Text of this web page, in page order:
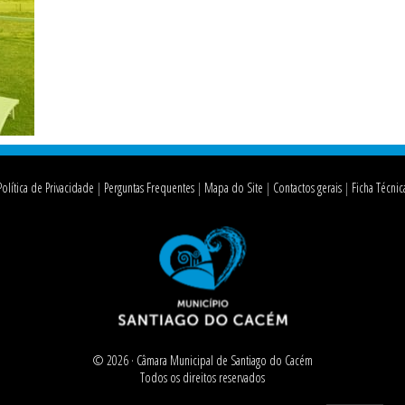
de Privacidade Perguntas Frequentes Mapa do Site Contactos gerais Ficha
© 2026 · Câmara Municipal de Santiago do Cacém
Todos os direitos reservados